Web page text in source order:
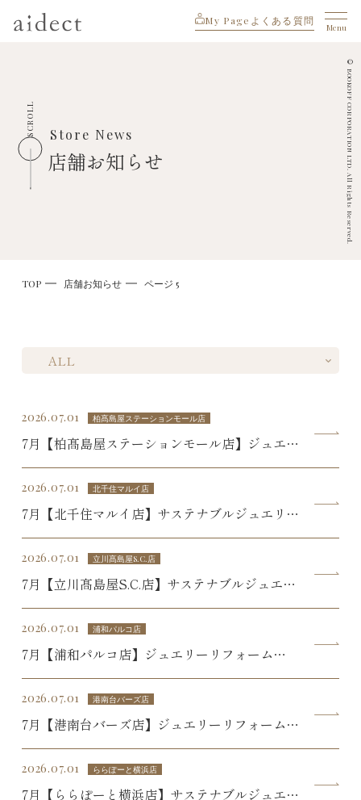
My Page よくある質問
Menu
Store News
店舗お知らせ
SCROLL © BOOKOFF CORPORATION LTD. All Rights Reserved.
TOP 店舗お知らせ ページ 5
2026.07.01 柏髙島屋ステーションモール店
7月【柏髙島屋ステーションモール店】ジュエリ
ーイベント
2026.07.01 北千住マルイ店
7月【北千住マルイ店】サステナブルジュエリー
SALE
2026.07.01 立川髙島屋S.C.店
7月【立川髙島屋S.C.店】サステナブルジュエリ
ーSALE
2026.07.01 浦和パルコ店
7月【浦和パルコ店】ジュエリーリフォーム
SALE
2026.07.01 港南台バーズ店
7月【港南台バーズ店】ジュエリーリフォーム
SALE
2026.07.01 ららぽーと横浜店
7月【ららぽーと横浜店】サステナブルジュエリ